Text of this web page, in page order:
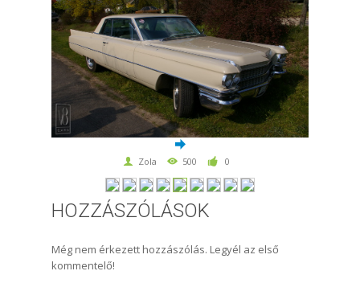
Zola 500 0
HOZZÁSZÓLÁSOK
Még nem érkezett hozzászólás. Legyél az első
kommentelő!